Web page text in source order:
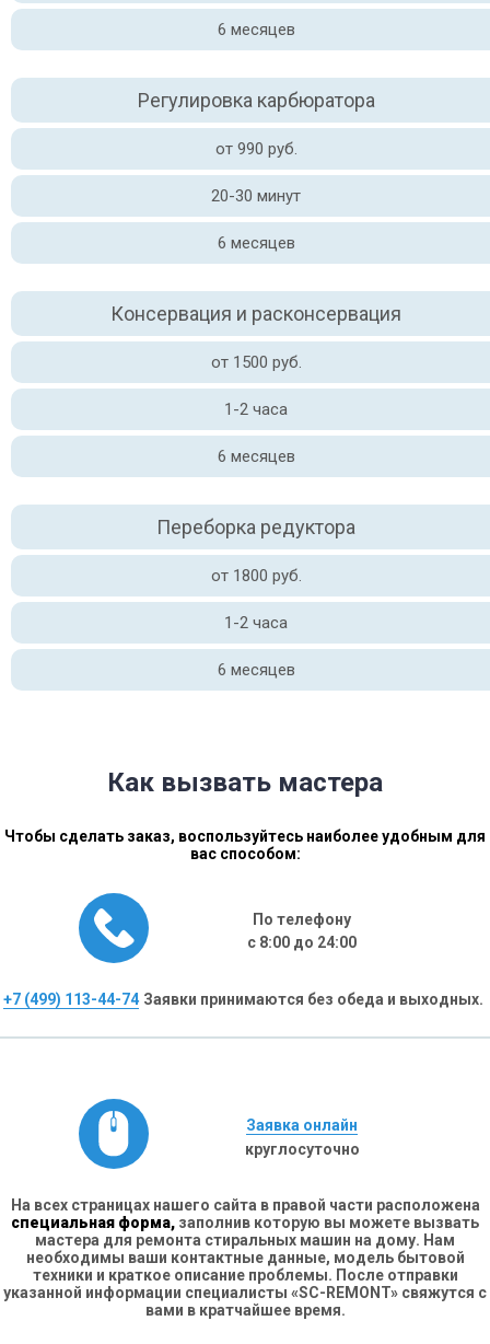
6 месяцев
Регулировка карбюратора
от 990 руб.
20-30 минут
6 месяцев
Консервация и расконсервация
от 1500 руб.
1-2 часа
6 месяцев
Переборка редуктора
от 1800 руб.
1-2 часа
6 месяцев
Как вызвать мастера
Чтобы сделать заказ, воспользуйтесь наиболее удобным для
вас способом:
По телефону
с 8:00 до 24:00
+7 (499) 113-44-74 Заявки принимаются без обеда и выходных.
Заявка онлайн
круглосуточно
На всех страницах нашего сайта в правой части расположена
специальная форма, заполнив которую вы можете вызвать
мастера для ремонта стиральных машин на дому. Нам
необходимы ваши контактные данные, модель бытовой
техники и краткое описание проблемы. После отправки
указанной информации специалисты «SC-REMONT» свяжутся с
вами в кратчайшее время.